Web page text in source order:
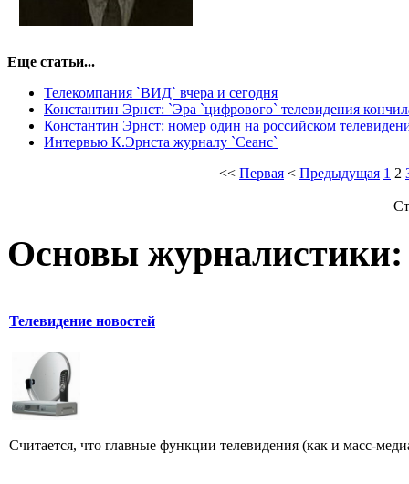
Еще статьи...
Телекомпания `ВИД` вчера и сегодня
Константин Эрнст: `Эра `цифрового` телевидения
Константин Эрнст: номер один на российском
Интервью К.Эрнста журналу `Сеанс`
<< Первая < Предыдущая 1 2
Основы журналистики:
Телевидение новостей
Считается, что главные функции телевидения (как и масс-